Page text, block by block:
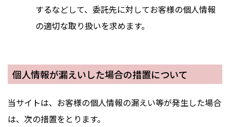
するなどして、委託先に対してお客様の個人情報
の適切な取り扱いを求めます。
個人情報が漏えいした場合の措置について
当サイトは、お客様の個人情報の漏えい等が発生した場合
は、次の措置をとります。